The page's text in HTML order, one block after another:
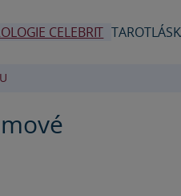
CELEBRIT TAROT